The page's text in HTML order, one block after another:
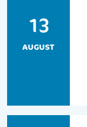
13
AUGUST